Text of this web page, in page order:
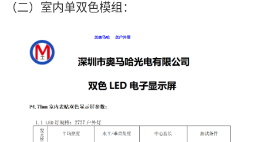
（二） 室内单双色模组：